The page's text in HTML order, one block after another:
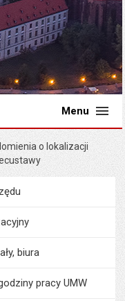
Menu
o lokalizacji
Urząd Miejski
biura
pracy UMW